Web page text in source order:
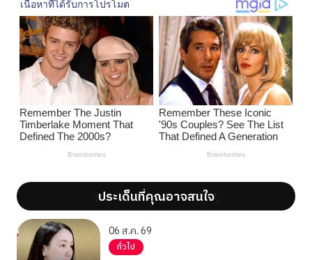
';ประเด็นที่คุณอาจสนใจ';
06 ส.ค. 69
ทั่วไป